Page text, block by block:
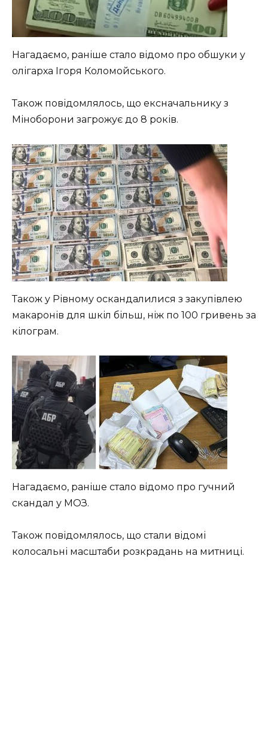
Нагадаємо, раніше стало відомо про обшуки у
олігарха Ігоря Коломойського.
Також повідомлялось, що ексначальнику з
Міноборони загрожує до 8 років.
Також у Рівному оскандалилися з закупівлею
макаронів для шкіл більш, ніж по 100 гривень за
кілограм.
Нагадаємо, раніше стало відомо про гучний
скандал у МОЗ.
Також повідомлялось, що стали відомі
колосальні масштаби розкрадань на митниці.